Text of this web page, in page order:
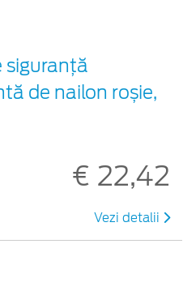
siguranţă
de nailon roșie,
€ 22,42
Vezi detalii